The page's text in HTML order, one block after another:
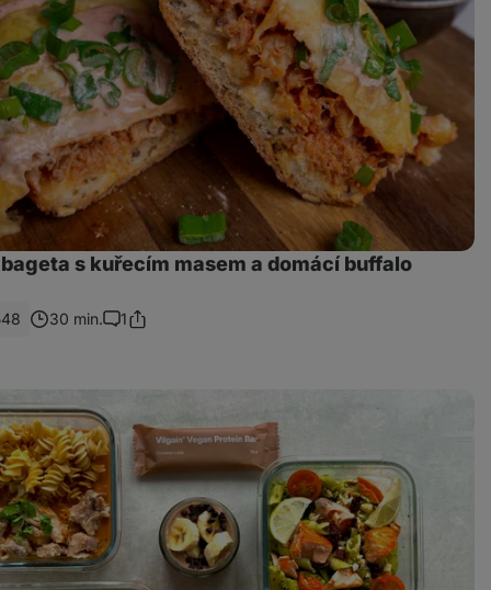
s kuřecím masem a domácí buffalo
30 min.
Komentáře
1Sdílet